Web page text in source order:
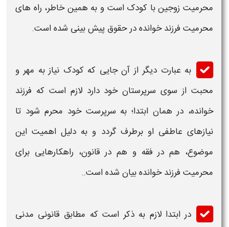
محرمیت زوجین با کودک است و به همین خاطر، راه های
محرمیت فرزند خوانده در حقوق پیش بینی شده است.
به عبارت دیگر از آن جایی که کودک نیاز به مهر و
محبت از سوی سرپرستان خود دارد لازم است که فرزند
خوانده، در همان ابتدا؛ به سرپرست خود محرم شود تا
نیازهای عاطفی او برطرف گردد و به دلیل اهمیت این
موضوع، هم در فقه و هم در قانون، راهکارهایی برای
محرمیت فرزند خواندهبیان شده است..
در ابتدا لازم به ذکر است که مطابق قانونی مدنی